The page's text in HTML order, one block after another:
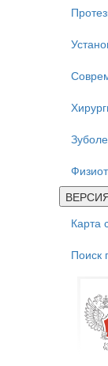
Карта
Поиск